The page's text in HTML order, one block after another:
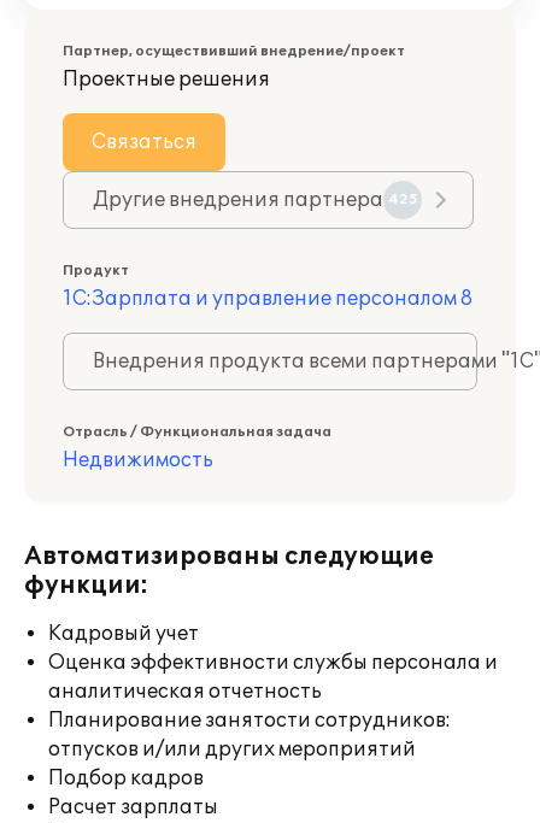
Партнер, осуществивший внедрение/проект
Проектные решения
Связаться
Другие внедрения партнера 425
Продукт
1С:Зарплата и управление персоналом 8
Внедрения продукта всеми партнерами
Отрасль / Функциональная задача
Недвижимость
Автоматизированы следующие
функции:
Кадровый учет
Оценка эффективности службы персонала и
аналитическая отчетность
Планирование занятости сотрудников:
отпусков и/или других мероприятий
Подбор кадров
Расчет зарплаты